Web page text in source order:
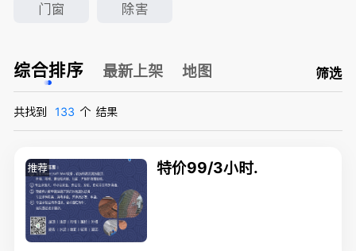
门窗 除害
综合排序 最新上架 地图 筛选
共找到 133 个 结果
推荐 特价99/3小时.